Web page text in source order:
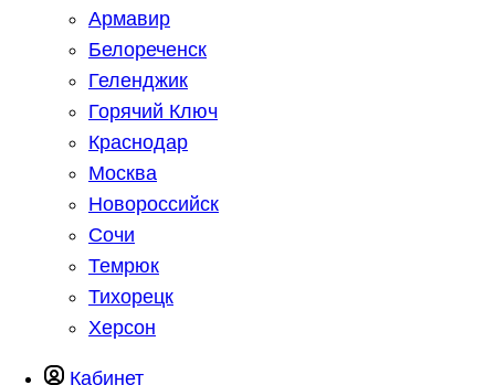
Армавир
Белореченск
Геленджик
Горячий Ключ
Краснодар
Москва
Новороссийск
Сочи
Темрюк
Тихорецк
Херсон
Кабинет